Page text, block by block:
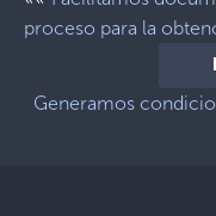
proceso para la
Generamos